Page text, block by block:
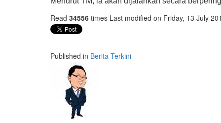
Read 34556 times Last modified on Friday, 13 July
Published in Berita Terkini